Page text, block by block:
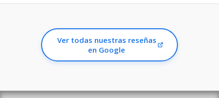
Ver todas nuestras reseñas
en Google